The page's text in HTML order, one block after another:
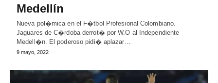
Medellín
Nueva pol�mica en el F�tbol Profesional Colombiano.
Jaguares de C�rdoba derrot� por W.O al Independiente
Medell�n. El poderoso pidi� aplazar…
9 mayo, 2022